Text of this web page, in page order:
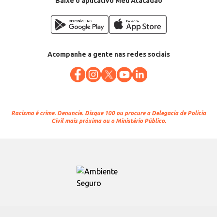
Acompanhe a gente nas redes sociais
Racismo é crime. Denuncie. Disque 100 ou procure a Delegacia de Polícia
Civil mais próxima ou o Ministério Público.